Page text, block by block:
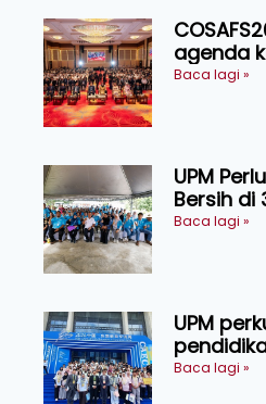
agenda
Baca lagi »
UPM
Bersih di
Orang
Baca lagi »
UPM
Baca lagi »